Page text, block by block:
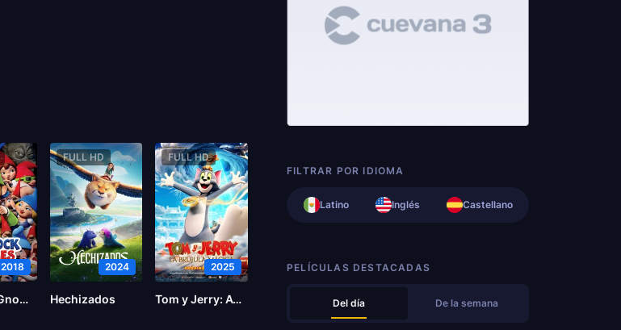
2018
Sherlock Gnomes
FULL HD
2024
Hechizados
FULL HD
2025
Tom y Jerry: Aventura en el tiempo
FILTRAR POR IDIOMA
Latino Inglés Castellano
PELÍCULAS DESTACADAS
Del día De la semana